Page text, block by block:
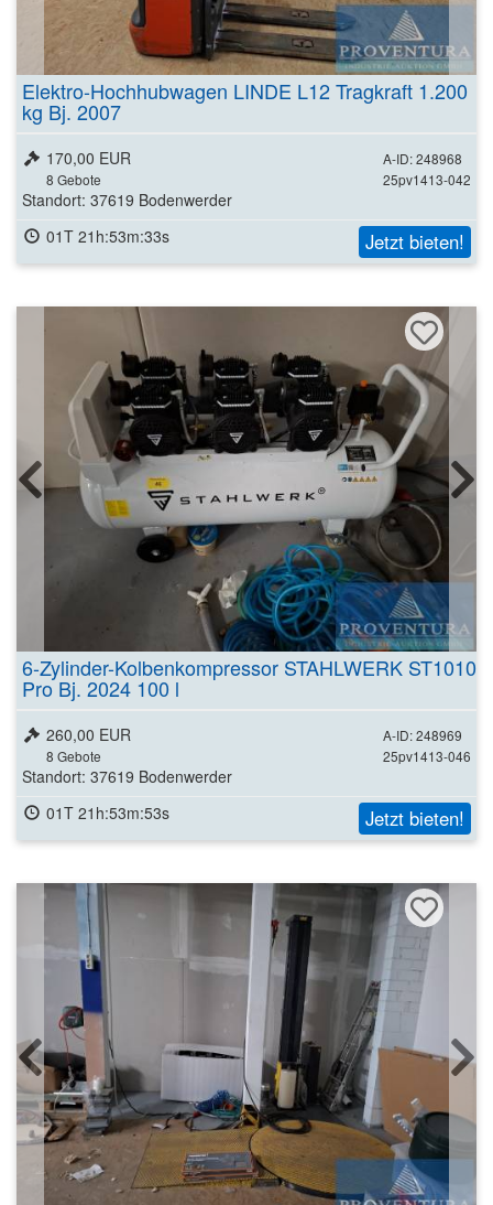
Elektro-Hochhubwagen LINDE L12 Tragkraft 1.200
kg Bj. 2007
A-ID: 248968
25pv1413-042
170,00 EUR
8 Gebote
Standort: 37619 Bodenwerder
01T 21h:53m:31s
Jetzt bieten!
6-Zylinder-Kolbenkompressor STAHLWERK ST1010
Pro Bj. 2024 100 l
A-ID: 248969
25pv1413-046
260,00 EUR
8 Gebote
Standort: 37619 Bodenwerder
01T 21h:53m:51s
Jetzt bieten!